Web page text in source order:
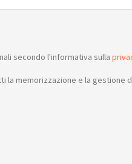
secondo l'informativa sulla
la memorizzazione e la gestione